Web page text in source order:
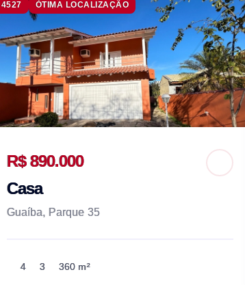
4527 ÓTIMA LOCALIZAÇÃO
R$ 890.000
Casa
Guaíba, Parque 35
4 3 360 m²